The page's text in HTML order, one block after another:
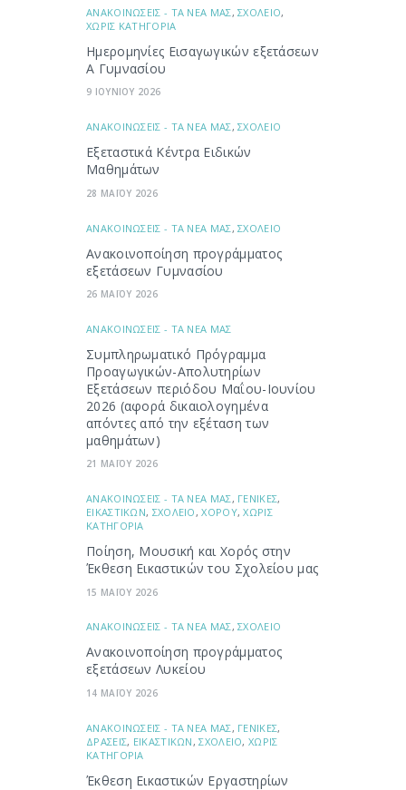
ΑΝΑΚΟΙΝΩΣΕΙΣ - ΤΑ ΝΕΑ ΜΑΣ,ΣΧΟΛΕΙΟ,
ΧΩΡΙΣ ΚΑΤΗΓΟΡΙΑ
Ημερομηνίες Εισαγωγικών εξετάσεων
Α Γυμνασίου
9 ΙΟΥΝΙΟΥ 2026
ΑΝΑΚΟΙΝΩΣΕΙΣ - ΤΑ ΝΕΑ ΜΑΣ,ΣΧΟΛΕΙΟ
Εξεταστικά Κέντρα Ειδικών
Μαθημάτων
28 ΜΑΪΟΥ 2026
ΑΝΑΚΟΙΝΩΣΕΙΣ - ΤΑ ΝΕΑ ΜΑΣ,ΣΧΟΛΕΙΟ
Ανακοινοποίηση προγράμματος
εξετάσεων Γυμνασίου
26 ΜΑΪΟΥ 2026
ΑΝΑΚΟΙΝΩΣΕΙΣ - ΤΑ ΝΕΑ ΜΑΣ
Συμπληρωματικό Πρόγραμμα
Προαγωγικών-Απολυτηρίων
Εξετάσεων περιόδου Μαΐου-Ιουνίου
2026 (αφορά δικαιολογημένα
απόντες από την εξέταση των
μαθημάτων)
21 ΜΑΪΟΥ 2026
ΑΝΑΚΟΙΝΩΣΕΙΣ - ΤΑ ΝΕΑ ΜΑΣ, ΓΕΝΙΚΕΣ,
ΕΙΚΑΣΤΙΚΩΝ, ΣΧΟΛΕΙΟ,ΧΟΡΟΥ,ΧΩΡΙΣ
ΚΑΤΗΓΟΡΙΑ
Ποίηση, Μουσική και Χορός στην
Έκθεση Εικαστικών του Σχολείου μας
15 ΜΑΪΟΥ 2026
ΑΝΑΚΟΙΝΩΣΕΙΣ - ΤΑ ΝΕΑ ΜΑΣ,ΣΧΟΛΕΙΟ
Ανακοινοποίηση προγράμματος
εξετάσεων Λυκείου
14 ΜΑΪΟΥ 2026
ΑΝΑΚΟΙΝΩΣΕΙΣ - ΤΑ ΝΕΑ ΜΑΣ, ΓΕΝΙΚΕΣ,
ΔΡΑΣΕΙΣ, ΕΙΚΑΣΤΙΚΩΝ ,ΣΧΟΛΕΙΟ,ΧΩΡΙΣ
ΚΑΤΗΓΟΡΙΑ
Έκθεση Εικαστικών Εργαστηρίων